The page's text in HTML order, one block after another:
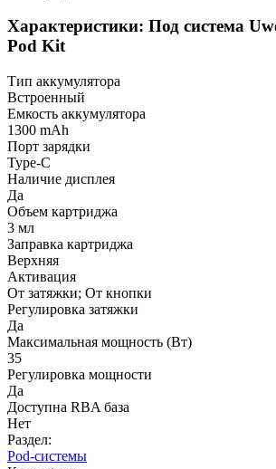
Характеристики: Под система
Pod Kit
Тип аккумулятора
Встроенный
Емкость аккумулятора
1300 mAh
Порт зарядки
Type-C
Наличие дисплея
Да
Объем картриджа
3 мл
Заправка картриджа
Верхняя
Активация
От затяжки; От кнопки
Регулировка затяжки
Да
Максимальная мощность (Вт)
35
Регулировка мощности
Да
Доступна RBA база
Нет
Раздел:
Pod-системы